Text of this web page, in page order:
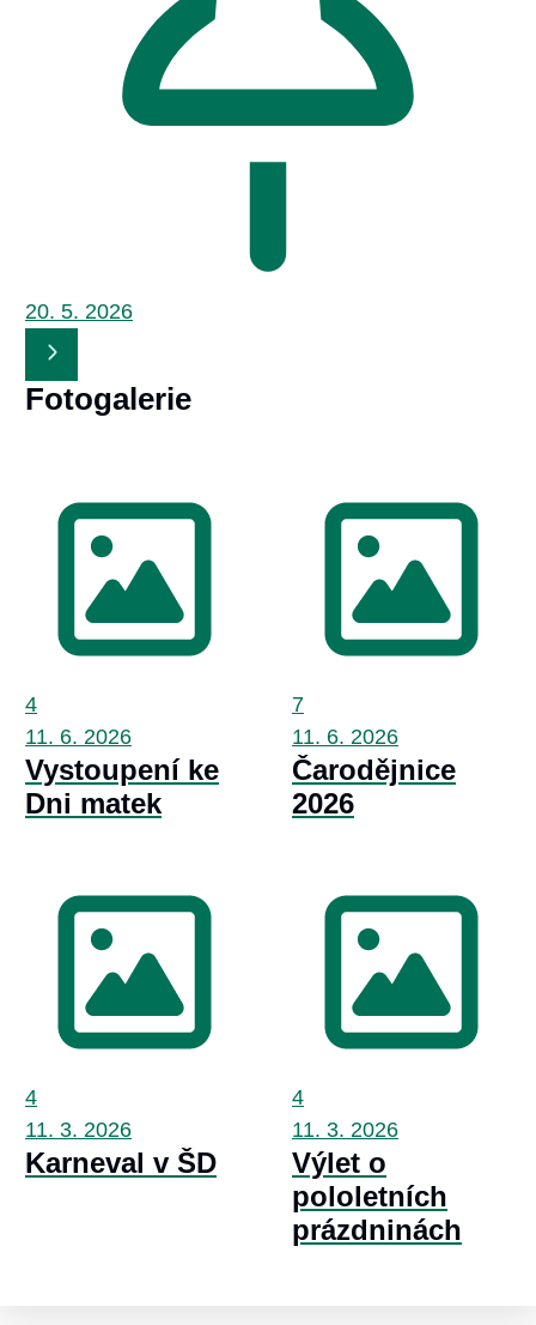
20. 5. 2026
Fotogalerie
4
11. 6. 2026
Vystoupení ke
Dni matek
7
11. 6. 2026
Čarodějnice
2026
4
11. 3. 2026
Karneval v ŠD
4
11. 3. 2026
Výlet o
pololetních
prázdninách